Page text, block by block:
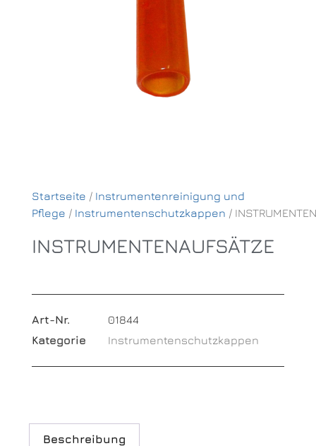
Startseite / Instrumentenreinigung und
Pflege / Instrumentenschutzkappen /
INSTRUMENTENAUFSÄTZE
Art-Nr.
01844
Kategorie
Instrumentenschutzkappen
Beschreibung